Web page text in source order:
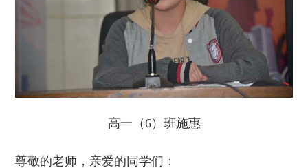
高一（6）班施惠
尊敬的老师，亲爱的同学们：